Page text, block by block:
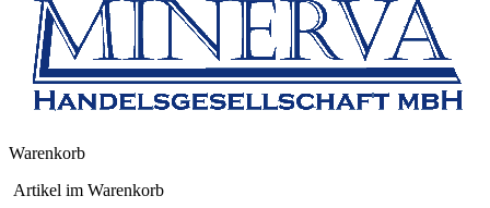
Warenkorb
Artikel im Warenkorb